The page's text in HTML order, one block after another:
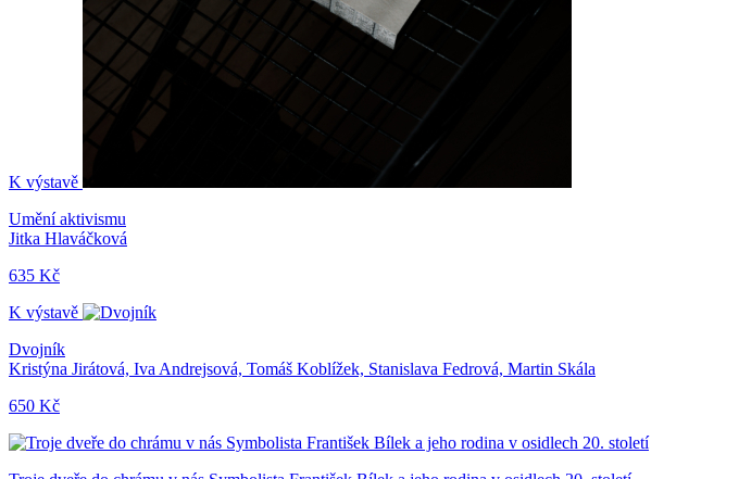
K výstavě
Umění aktivismu
Jitka Hlaváčková
635 Kč
K výstavě
Dvojník
Kristýna Jirátová, Iva Andrejsová, Tomáš Koblížek, Stanislava Fedrová, Martin Skála
650 Kč